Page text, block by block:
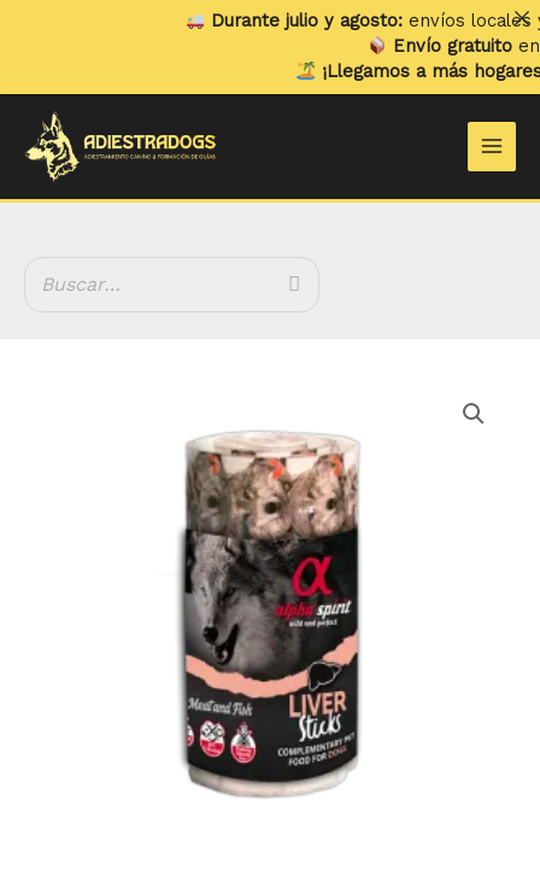
Durante julio y agosto:envíos locales y
Envío gratuitoen
¡Llegamos a más hogares!